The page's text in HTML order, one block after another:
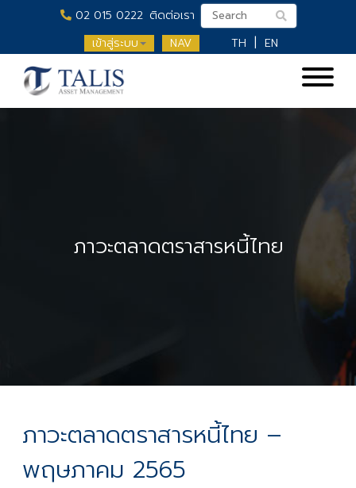
02 015 0222 ติดต่อเรา
เข้าสู่ระบบ
NAV TH EN
ภาวะตลาดตราสารหนี้ไทย
ภาวะตลาดตราสารหนี้ไทย –
พฤษภาคม 2565